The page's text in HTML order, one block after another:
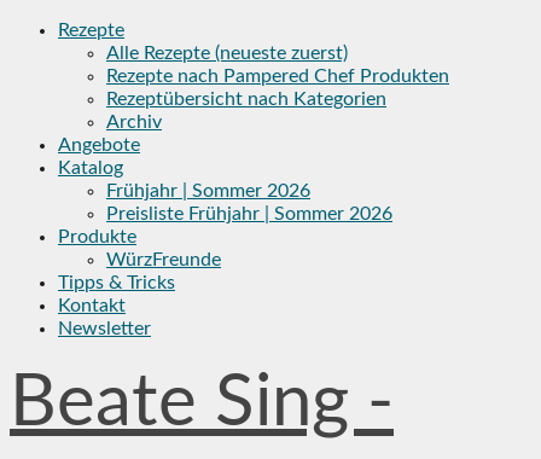
Skip
Rezepte
Alle Rezepte (neueste zuerst)
Rezepte nach Pampered Chef Produkten
Rezeptübersicht nach Kategorien
Archiv
Angebote
Katalog
Frühjahr | Sommer 2026
Preisliste Frühjahr | Sommer 2026
Produkte
WürzFreunde
Tipps & Tricks
Kontakt
Newsletter
Beate Sing -